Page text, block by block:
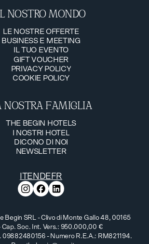
NOSTRO MONDO
LE NOSTRE OFFERTE
LE NOSTRE OFFERTE
BUSINESS E MEETING
BUSINESS E MEETING
IL TUO EVENTO
IL TUO EVENTO
GIFT VOUCHER
GIFT VOUCHER
PRIVACY POLICY
PRIVACY POLICY
COOKIE POLICY
NOSTRA FAMIGLIA
THE BEGIN HOTELS
THE BEGIN HOTELS
I NOSTRI HOTEL
I NOSTRI HOTEL
DICONO DI NOI
DICONO DI NOI
NEWSLETTER
ITEN DE FR
Begin SRL - Clivo di Monte Gallo 48, 00165
Cap. Soc. Int. Vers.: 950.000,00 €
09882480156 - Numero R.E.A.: RM821194.